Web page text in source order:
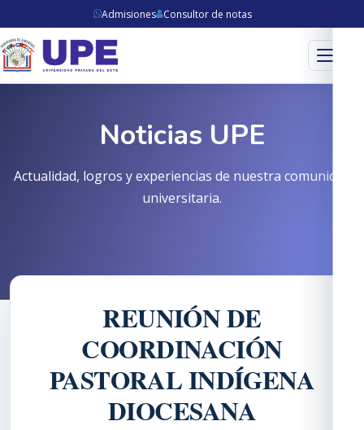
Admisiones Consultor de notas
Menú
Noticias UPE
Actualidad, logros y experiencias de nuestra comunidad
universitaria.
REUNIÓN DE
COORDINACIÓN
PASTORAL INDÍGENA
DIOCESANA